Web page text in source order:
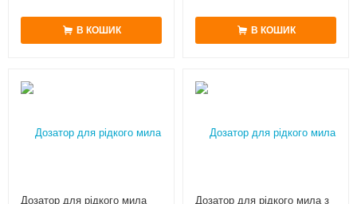
В КОШИК В КОШИК
Дозатор для рідкого мила
Дозатор для рідкого мила з